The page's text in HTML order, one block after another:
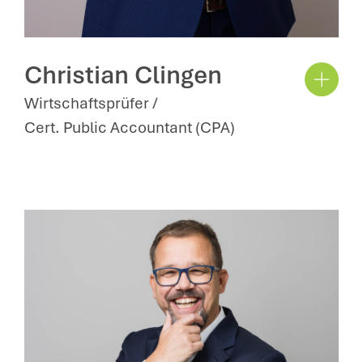
Christian Clingen
Wirtschaftsprüfer /
Cert. Public Accountant (CPA)